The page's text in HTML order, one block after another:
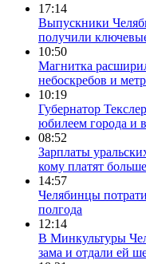
17:14
Выпускники
получили
10:50
Магнитка
небоскребов и
10:19
Губернатор
юбилеем города и
08:52
Зарплаты
кому платят
14:57
Челябинцы
полгода
12:14
В Минкультуры
зама и отдали ей